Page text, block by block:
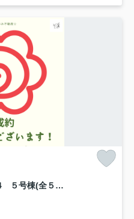
【新築平屋】大泉町寄木戸第14 ５号棟(全５棟) リーブルガーデン 新築建売分譲